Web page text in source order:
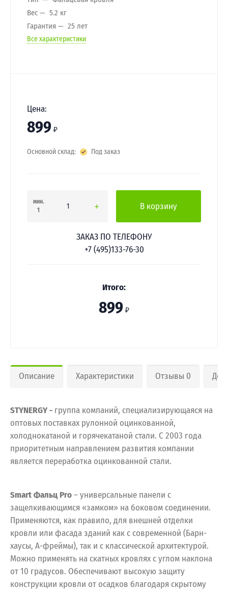
Вес
5.2 кг
Гарантия
25 лет
Все характеристики
Цена:
899 ₽
Основной склад: Под заказ
мин.
1
В корзину
ЗАКАЗ ПО ТЕЛЕФОНУ
+7 (495)133-76-30
Итого:
899 ₽
Описание Характеристики Отзывы 0
STYNERGY - группа компаний, специализирующаяся на
оптовых поставках рулонной оцинкованной,
холоднокатаной и горячекатаной стали. С 2003 года
приоритетным направлением развития компании
является переработка оцинкованной стали.
Smart Фальц Pro– универсальные панели с
защелкивающимся «замком» на боковом соединении.
Применяются, как правило, для внешней отделки
кровли или фасада зданий как с современной (Барн-
хаусы, А-фреймы), так и с классической архитектурой.
Можно применять на скатных кровлях с углом наклона
от 10 градусов. Обеспечивают высокую защиту
конструкции кровли от осадков благодаря скрытому